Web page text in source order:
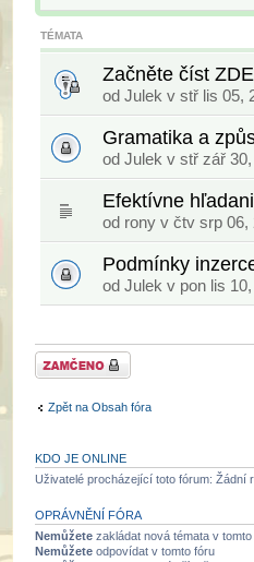
TÉMATA
Začněte číst
od Julek v stř lis 05,
Gramatika a
od Julek v stř zář
Efektívne
od rony v čtv srp 06,
Podmínky
od Julek v pon lis
Fórum je
zamknuté
Zpět na Obsah fóra
KDO JE ONLINE
Uživatelé procházející toto fórum: Žádní
OPRÁVNĚNÍ FÓRA
Nemůžete zakládat nová témata v
Nemůžete odpovídat v tomto fóru